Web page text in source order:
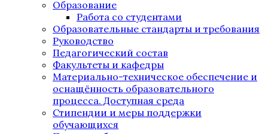
Образование
Работа со студентами
Образовательные стандарты и требования
Руководство
Педагогический состав
Факультеты и кафедры
Материально-техническое обеспечение и
оснащённость образовательного
процесса. Доступная среда
Стипендии и меры поддержки
обучающихся